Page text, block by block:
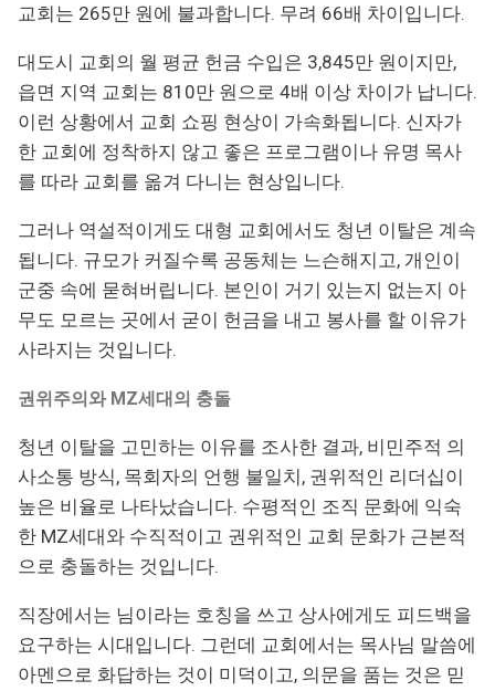
교회는 265만 원에 불과합니다. 무려 66배 차이입니다.
대도시 교회의 월 평균 헌금 수입은 3,845만 원이지만,
읍면 지역 교회는 810만 원으로 4배 이상 차이가 납니다.
이런 상황에서 교회 쇼핑 현상이 가속화됩니다. 신자가
한 교회에 정착하지 않고 좋은 프로그램이나 유명 목사
를 따라 교회를 옮겨 다니는 현상입니다.
그러나 역설적이게도 대형 교회에서도 청년 이탈은 계속
됩니다. 규모가 커질수록 공동체는 느슨해지고, 개인이
군중 속에 묻혀버립니다. 본인이 거기 있는지 없는지 아
무도 모르는 곳에서 굳이 헌금을 내고 봉사를 할 이유가
사라지는 것입니다.
권위주의와 MZ세대의 충돌
청년 이탈을 고민하는 이유를 조사한 결과, 비민주적 의
사소통 방식, 목회자의 언행 불일치, 권위적인 리더십이
높은 비율로 나타났습니다. 수평적인 조직 문화에 익숙
한 MZ세대와 수직적이고 권위적인 교회 문화가 근본적
으로 충돌하는 것입니다.
직장에서는 님이라는 호칭을 쓰고 상사에게도 피드백을
요구하는 시대입니다. 그런데 교회에서는 목사님 말씀에
아멘으로 화답하는 것이 미덕이고, 의문을 품는 것은 믿